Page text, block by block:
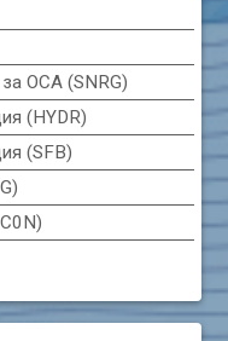
ОСА (SNRG)
(HYDR)
(SFB)